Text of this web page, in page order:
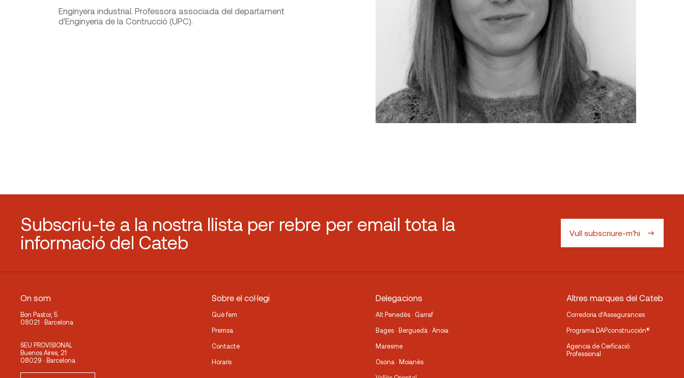
Enginyera industrial. Professora associada del departament
d'Enginyeria de la Contrucció (UPC).
Subscriu-te a la nostra llista per rebre per email tota la
informació del Cateb
Vull subscriure-m'hi
On som
Bon Pastor, 5
08021 · Barcelona
SEU PROVISIONAL
Buenos Aires, 21
08029 · Barcelona
Sobre el col·legi
Què fem
Premsa
Contacte
Horaris
Delegacions
Alt Penedès · Garraf
Bages · Berguedà · Anoia
Maresme
Osona · Moianès
Altres marques del Cateb
Corredoria d’Assegurances
Programa DAPconstrucción®
Agencia de Cerficació
Professional